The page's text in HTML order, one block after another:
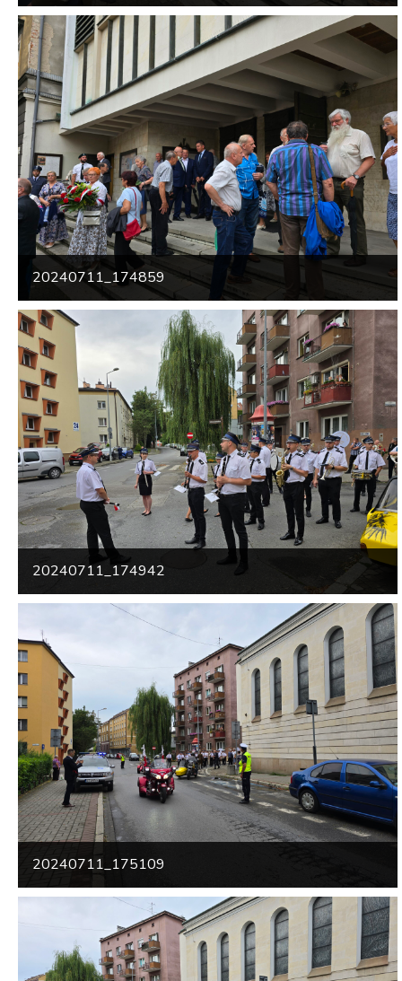
20240711_174859
20240711_174942
20240711_175109